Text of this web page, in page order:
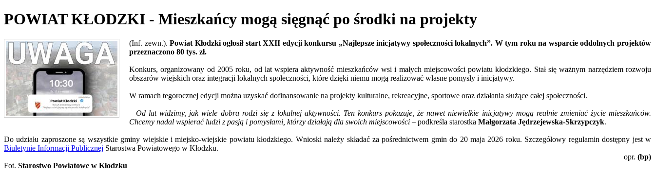
POWIAT KŁODZKI - Mieszkańcy mogą sięgnąć po środki na projekty
(Inf. zewn.).Powiat Kłodzki ogłosił start XXII edycji konkursu „Najlepsze inicjatywy społeczności lokalnych”. W tym roku na wsparcie oddolnych projektów
przeznaczono 80 tys. zł.
Konkurs, organizowany od 2005 roku, od lat wspiera aktywność mieszkańców wsi i małych miejscowości powiatu kłodzkiego. Stał się ważnym narzędziem rozwoju
obszarów wiejskich oraz integracji lokalnych społeczności, które dzięki niemu mogą realizować własne pomysły i inicjatywy.
W ramach tegorocznej edycji można uzyskać dofinansowanie na projekty kulturalne, rekreacyjne, sportowe oraz działania służące całej społeczności.
–Od lat widzimy, jak wiele dobra rodzi się z lokalnej aktywności. Ten konkurs pokazuje, że nawet niewielkie inicjatywy mogą realnie zmieniać życie mieszkańców.
Chcemy nadal wspierać ludzi z pasją i pomysłami, którzy działają dla swoich miejscowości – podkreśla starostka Małgorzata Jędrzejewska-Skrzypczyk.
Do udziału zaproszone są wszystkie gminy wiejskie i miejsko-wiejskie powiatu kłodzkiego. Wnioski należy składać za pośrednictwem gmin do 20 maja 2026 roku. Szczegółowy regulamin dostępny jest w
Biuletynie Informacji Publicznej Starostwa Powiatowego w Kłodzku.
opr. (bp)
Fot. Starostwo Powiatowe w Kłodzku